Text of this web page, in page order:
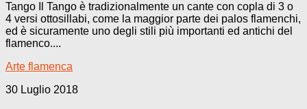
Tango Il Tango è tradizionalmente un cante con copla di 3 o
4 versi ottosillabi, come la maggior parte dei palos flamenchi,
ed è sicuramente uno degli stili più importanti ed antichi del
flamenco....
Arte flamenca
30 Luglio 2018